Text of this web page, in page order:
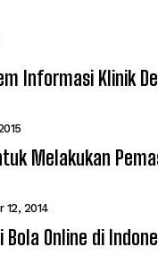
Informasi Klinik
Melakukan
12, 2014
Bola Online di